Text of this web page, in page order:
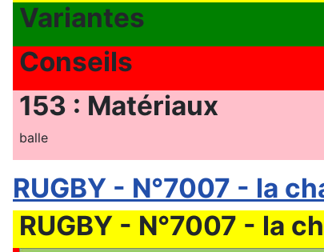
Variantes
Conseils
153 : Matériaux
balle
RUGBY - N°7007 - la
RUGBY - N°7007 - la